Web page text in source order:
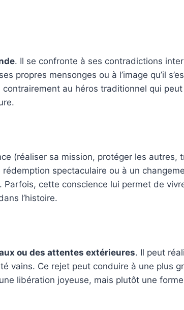
. Il se confronte à ses contradictions
propres mensonges ou à l’image qu’il
au héros traditionnel qui
(réaliser sa mission, protéger les autres,
spectaculaire ou à un
. Parfois, cette conscience lui permet de
l’histoire.
ou des attentes extérieures. Il peut
vains. Ce rejet peut conduire à une plus
libération joyeuse, mais plutôt une